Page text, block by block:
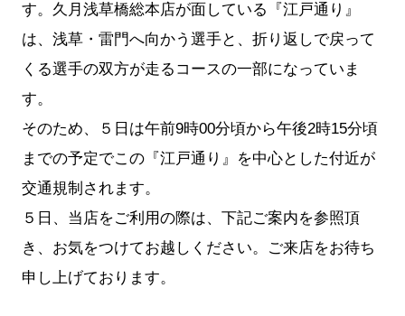
す。久月浅草橋総本店が面している『江戸通り』
は、浅草・雷門へ向かう選手と、折り返しで戻って
くる選手の双方が走るコースの一部になっていま
す。
そのため、５日は午前9時00分頃から午後2時15分頃
までの予定でこの『江戸通り』を中心とした付近が
交通規制されます。
５日、当店をご利用の際は、下記ご案内を参照頂
き、お気をつけてお越しください。ご来店をお待ち
申し上げております。